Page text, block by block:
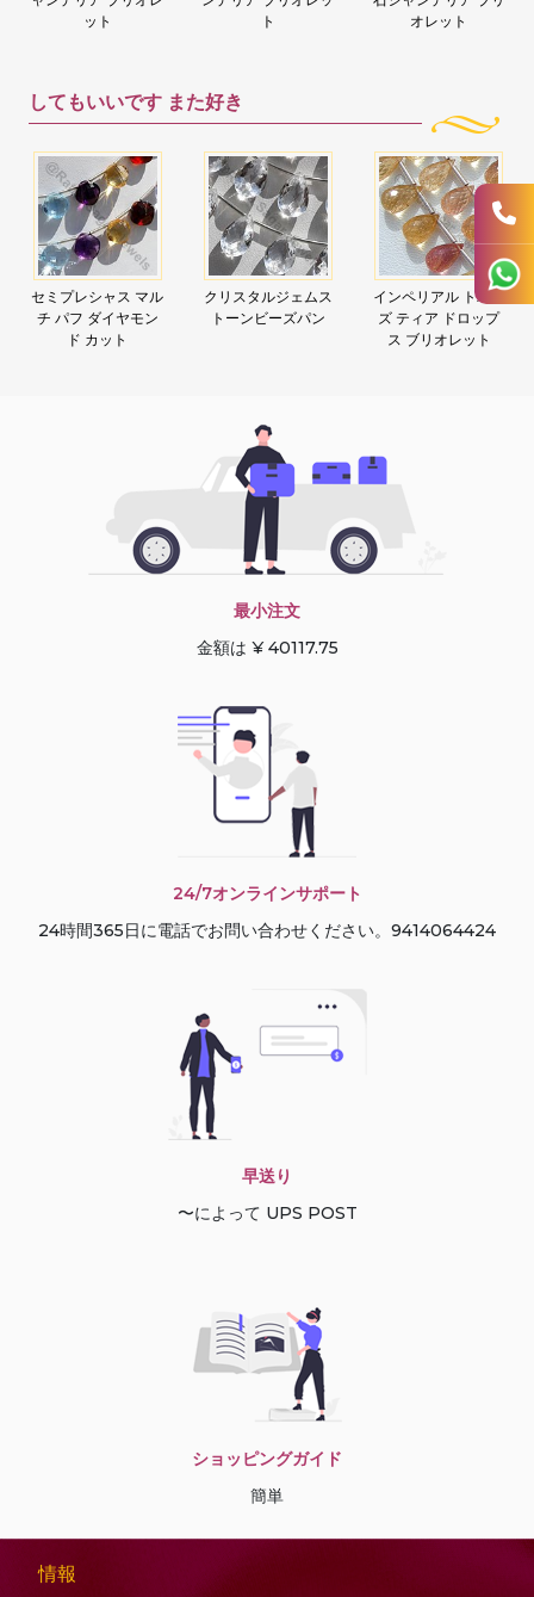
ット
ト
オレット
してもいいです また好き
セミプレシャス マル
チ パフ ダイヤモン
ド カット
クリスタルジェムス
トーンビーズパン
インペリアル トパー
ズ ティア ドロップ
ス ブリオレット
最小注文
金額は ¥ 40117.75
24/7オンラインサポート
24時間365日に電話でお問い合わせください。9414064424
早送り
〜によって UPS POST
ショッピングガイド
簡単
情報